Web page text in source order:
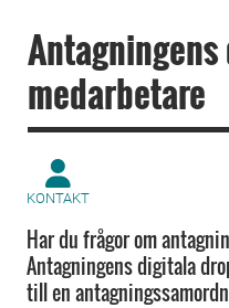
medarbetare
KONTAKT
Har du frågor om
Antagningens digitala
till en